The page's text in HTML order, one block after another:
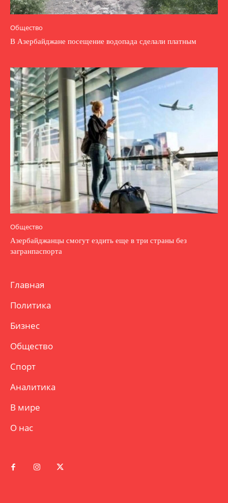
Общество
В Азербайджане посещение водопада сделали платным
Общество
Азербайджанцы смогут ездить еще в три страны без
загранпаспорта
Главная
Политика
Бизнес
Общество
Спорт
Аналитика
В мире
О нас